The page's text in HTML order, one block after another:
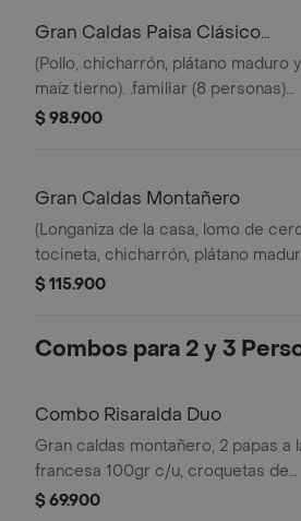
Gran Caldas Paisa Clásico
Familiar
(Pollo, chicharrón, plátano maduro y
maíz tierno). .familiar (8 personas)
(3.000 gr).
$ 98.900
Gran Caldas Montañero
(Longaniza de la casa, lomo de
tocineta, chicharrón, plátano
maíz tierno) 3000 gr 8 personas.
$ 115.900
Combos para 2 y 3
Combo Risaralda Duo
Gran caldas montañero, 2 papas a
francesa 100gr c/u, croquetas de
maduro 5 und, 2 gaseosas o
$ 69.900